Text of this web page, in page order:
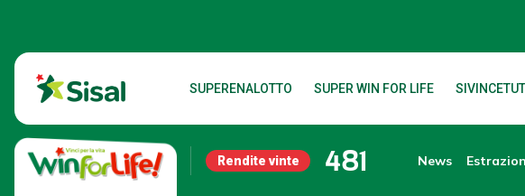
SUPERENALOTTO SUPER WIN FOR LIFE
Rendite vinte 481 News